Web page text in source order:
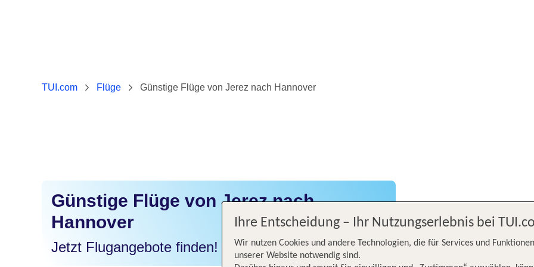
TUI.com Flüge Günstige Flüge von Jerez nach Hannover
Günstige Flüge von Jerez nach
Hannover
Jetzt Flugangebote finden!
Ihre Entscheidung – Ihr Nutzungserlebnis bei
Wir nutzen Cookies und andere Technologien, die für Services und
unserer Website notwendig sind.